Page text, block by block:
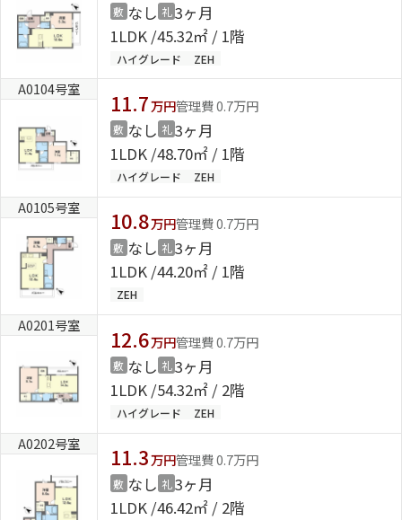
敷 なし 礼 3ヶ月
1LDK 45.32㎡ / 1階
ハイグレード ZEH
A0104号室
11.7万円管理費 0.7万円
敷 なし 礼 3ヶ月
1LDK 48.70㎡ / 1階
ハイグレード ZEH
A0105号室
10.8万円管理費 0.7万円
敷 なし 礼 3ヶ月
1LDK 44.20㎡ / 1階
ZEH
A0201号室
12.6万円管理費 0.7万円
敷 なし 礼 3ヶ月
1LDK 54.32㎡ / 2階
ハイグレード ZEH
A0202号室
11.3万円管理費 0.7万円
敷 なし 礼 3ヶ月
1LDK 46.42㎡ / 2階